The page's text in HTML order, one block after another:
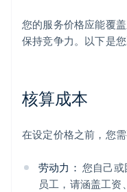
您的服务价格应能覆
保持竞争力。以下是
核算成本
在设定价格之前，您
劳动力： 您自己
员工，请涵盖工资